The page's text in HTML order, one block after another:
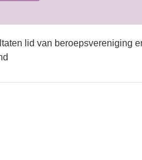
lid van beroepsvereniging